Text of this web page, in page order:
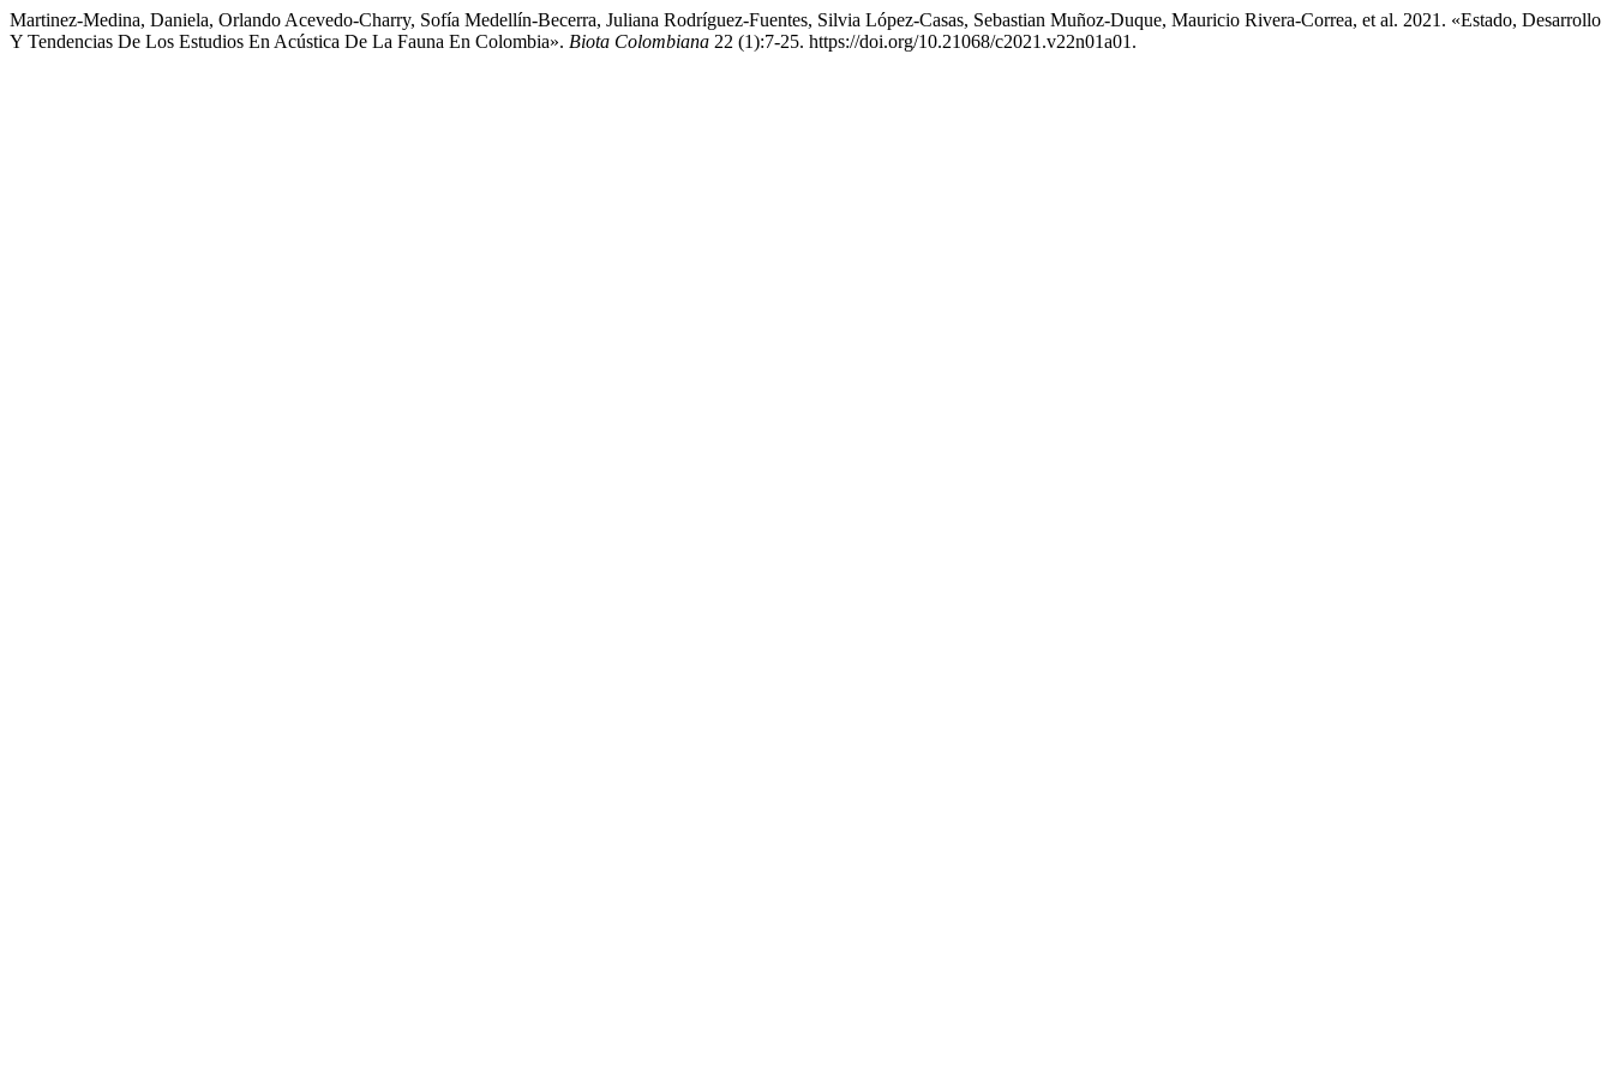
Martinez-Medina, Daniela, Orlando Acevedo-Charry, Sofía Medellín-Becerra, Juliana Rodríguez-Fuentes, Silvia López-Casas, Sebastian Muñoz-Duque, Mauricio Rivera-Correa, et al. 2021. «Estado, Desarrollo
Y Tendencias De Los Estudios En Acústica De La Fauna En Colombia». Biota Colombiana 22 (1):7-25. https://doi.org/10.21068/c2021.v22n01a01.